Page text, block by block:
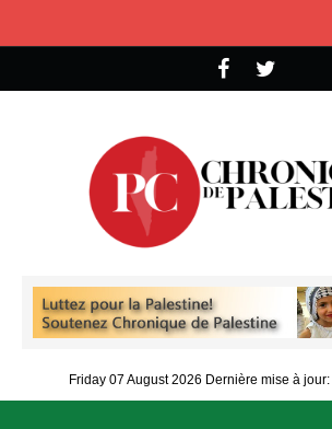
Friday 07 August 2026 Dernière mise à jour: